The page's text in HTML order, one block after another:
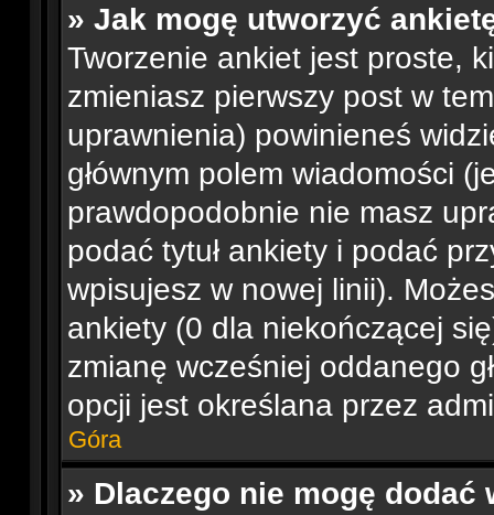
» Jak mogę utworzyć
Tworzenie ankiet jest proste,
zmieniasz pierwszy post w
uprawnienia) powinieneś
głównym polem wiadomości
prawdopodobnie nie masz
podać tytuł ankiety i podać
wpisujesz w nowej linii).
ankiety (0 dla niekończącej
zmianę wcześniej oddanego
opcji jest określana przez
Góra
» Dlaczego nie mogę